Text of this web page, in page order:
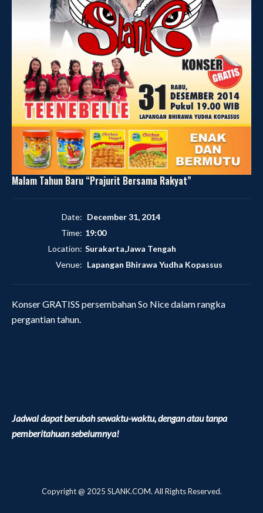
Malam Tahun Baru “Prajurit Bersama Rakyat”
Date: December 31, 2014
Time: 19:00
Location: Surakarta,Jawa Tengah
Venue: Lapangan Bhirawa Yudha Kopassus
Konser GRATISS persembahan So Nice dalam rangka
pergantian tahun.
Jadwal dapat berubah sewaktu-waktu, dengan atau tanpa
pemberitahuan sebelumnya!
Copyright @ 2025 SLANK.COM. All Rights Reserved.